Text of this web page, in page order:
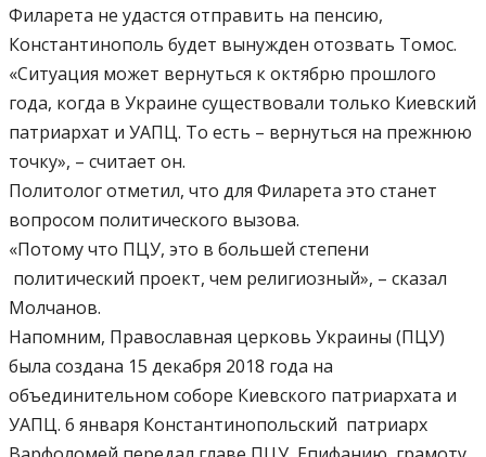
Филарета не удастся отправить на пенсию,
Константинополь будет вынужден отозвать Томос.
«Ситуация может вернуться к октябрю прошлого
года, когда в Украине существовали только Киевский
патриархат и УАПЦ. То есть – вернуться на прежнюю
точку», – считает он.
Политолог отметил, что для Филарета это станет
вопросом политического вызова.
«Потому что ПЦУ, это в большей степени
политический проект, чем религиозный», – сказал
Молчанов.
Напомним, Православная церковь Украины (ПЦУ)
была создана 15 декабря 2018 года на
объединительном соборе Киевского патриархата и
УАПЦ. 6 января Константинопольский патриарх